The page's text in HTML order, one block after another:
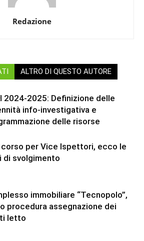
Redazione
ALTRO DI QUESTO AUTORE
2024-2025: Definizione delle
info-investigativa e
delle risorse
corso per Vice Ispettori, ecco le
di svolgimento
immobiliare “Tecnopolo”,
procedura assegnazione dei
letto